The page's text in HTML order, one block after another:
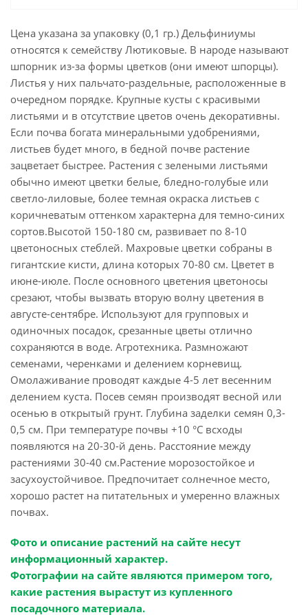
Цена указана за упаковку (0,1 гр.) Дельфиниумы
относятся к семейству Лютиковые. В народе называют
шпорник из-за формы цветков (они имеют шпорцы).
Листья у них пальчато-раздельные, расположенные в
очередном порядке. Крупные кусты с красивыми
листьями и в отсутствие цветов очень декоративны.
Если почва богата минеральными удобрениями,
листьев будет много, в бедной почве растение
зацветает быстрее. Растения с зелеными листьями
обычно имеют цветки белые, бледно-голубые или
светло-лиловые, более темная окраска листьев с
коричневатым оттенком характерна для темно-синих
сортов.Высотой 150-180 см, развивает по 8-10
цветоносных стеблей. Махровые цветки собраны в
гигантские кисти, длина которых 70-80 см. Цветет в
июне-июле. После основного цветения цветоносы
срезают, чтобы вызвать вторую волну цветения в
августе-сентябре. Используют для групповых и
одиночных посадок, срезанные цветы отлично
сохраняются в воде. Агротехника. Размножают
семенами, черенками и делением корневищ.
Омолаживание проводят каждые 4-5 лет весенним
делением куста. Посев семян производят весной или
осенью в открытый грунт. Глубина заделки семян 0,3-
0,5 см. При температуре почвы +10 °С всходы
появляются на 20-30-й день. Расстояние между
растениями 30-40 см.Растение морозостойкое и
засухоустойчивое. Предпочитает солнечное место,
хорошо растет на питательных и умеренно влажных
почвах.
Фото и описание растений на сайте несут
информационный характер.
Фотографии на сайте являются примером того,
какие растения вырастут из купленного
посадочного материала.